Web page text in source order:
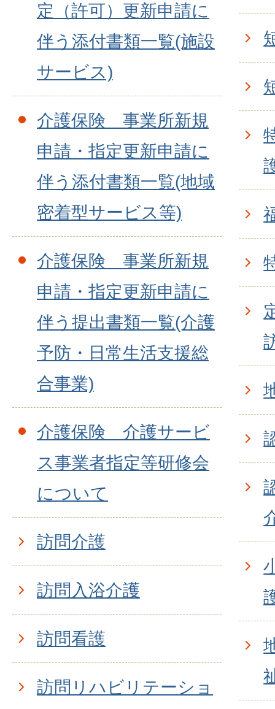
定（許可）更新申請に
伴う添付書類一覧(施設
サービス)
介護保険 事業所新規
申請・指定更新申請に
伴う添付書類一覧(地域
密着型サービス等)
介護保険 事業所新規
申請・指定更新申請に
伴う提出書類一覧(介護
予防・日常生活支援総
合事業)
介護保険 介護サービ
ス事業者指定等研修会
について
訪問介護
訪問入浴介護
訪問看護
訪問リハビリテーショ